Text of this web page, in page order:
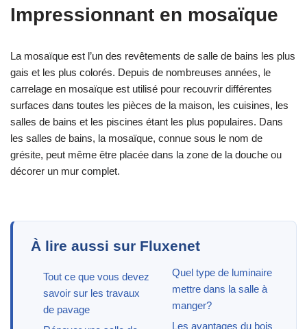
Impressionnant en mosaïque
La mosaïque est l’un des revêtements de salle de bains les plus
gais et les plus colorés. Depuis de nombreuses années, le
carrelage en mosaïque est utilisé pour recouvrir différentes
surfaces dans toutes les pièces de la maison, les cuisines, les
salles de bains et les piscines étant les plus populaires. Dans
les salles de bains, la mosaïque, connue sous le nom de
grésite, peut même être placée dans la zone de la douche ou
décorer un mur complet.
À lire aussi sur Fluxenet
Tout ce que vous devez
savoir sur les travaux
de pavage
Quel type de luminaire
mettre dans la salle à
manger?
Les avantages du bois